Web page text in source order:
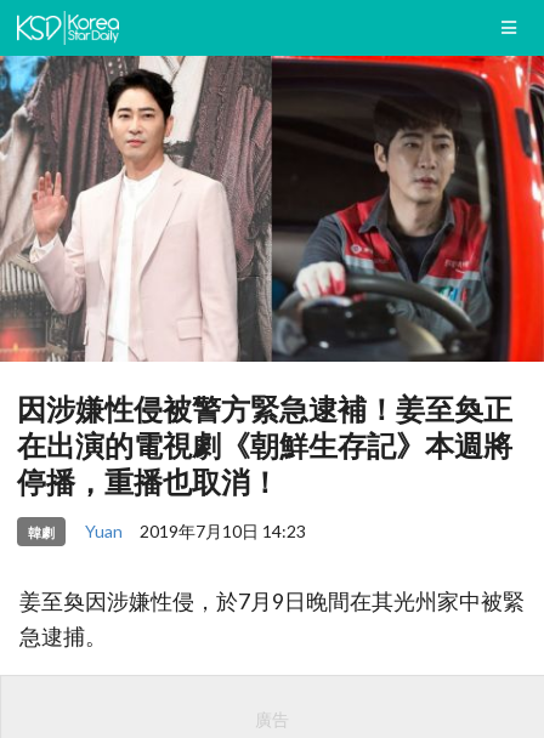
因涉嫌性侵被警方緊急逮補！姜至奐正
在出演的電視劇《朝鮮生存記》本週將
停播，重播也取消！
韓劇 Yuan 2019年7月10日 14:23
姜至奐因涉嫌性侵，於7月9日晚間在其光州家中被緊
急逮捕。
廣告